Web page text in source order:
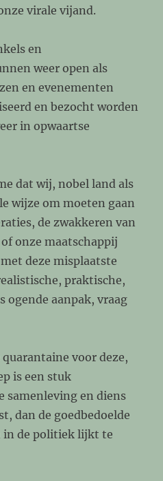
virale vijand.
en
weer open als
en evenementen
en bezocht worden
in opwaartse
dat wij, nobel land als
wijze om moeten gaan
de zwakkeren van
onze maatschappij
deze misplaatste
praktische,
ogende aanpak, vraag
voor deze,
is een stuk
samenleving en diens
dan de goedbedoelde
in de politiek lijkt te